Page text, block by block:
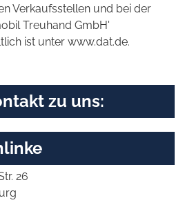
Verkaufsstellen und bei der
Treuhand GmbH'
ist unter www.dat.de.
zu uns:
26